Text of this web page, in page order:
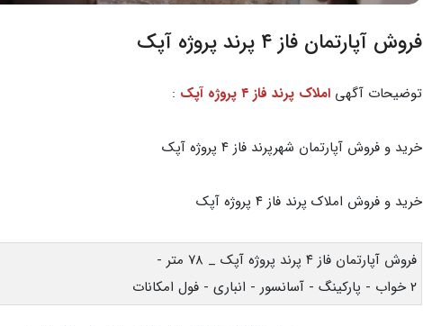
فروش آپارتمان فاز ۴ پرند پروژه آپک
توضیحات آگهی املاک پرند فاز ۴ پروژه آپک :
خرید و فروش آپارتمان شهرپرند فاز ۴ پروژه آپک
خرید و فروش املاک پرند فاز ۴ پروژه آپک
فروش آپارتمان فاز ۴ پرند پروژه آپک _ ۷۸ متر -
۲ خواب - پارکینگ - آسانسور - انباری - فول امکانات